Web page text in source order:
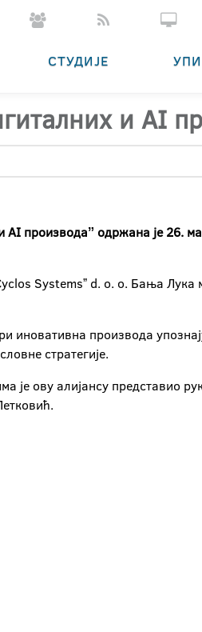
СТУДИЈЕ
и AI
производаˮ одржана је 26.
Systemsˮ d. o. o. Бања
производа
стратегије.
је ову алијансу представио